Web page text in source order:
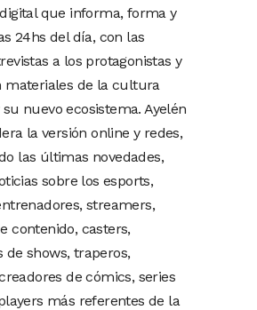
que informa, forma y
24hs del día, con las
a los protagonistas y
materiales de la cultura
nuevo ecosistema. Ayelén
la versión online y redes,
las últimas novedades,
sobre los esports,
streamers,
contenido, casters,
de shows, traperos,
de cómics, series
más referentes de la